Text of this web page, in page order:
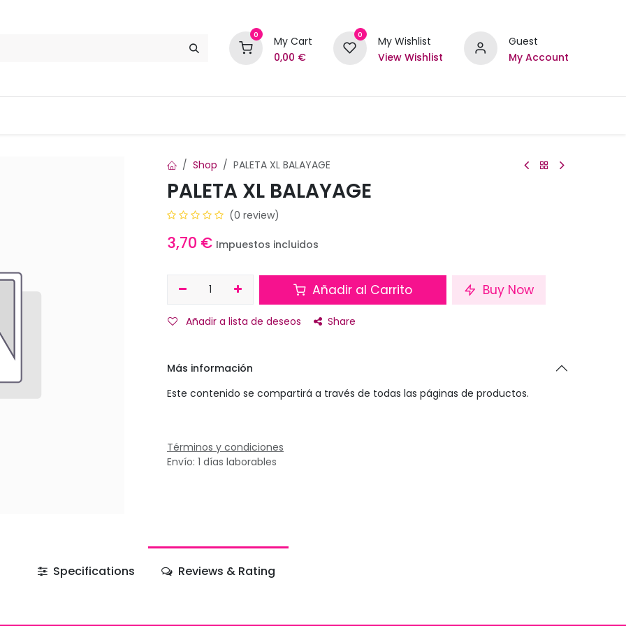
0
My Cart
0,00 €
0
My Wishlist
View Wishlist
Guest
My Account
Shop PALETA XL BALAYAGE
PALETA XL BALAYAGE
(0 review)
3,70 € Impuestos incluidos
Añadir al Carrito Buy Now
Añadir a lista de deseos Share
Más información
Este contenido se compartirá a través de todas las páginas de productos.
Términos y condiciones
Envío: 1 días laborables
Specifications Reviews & Rating